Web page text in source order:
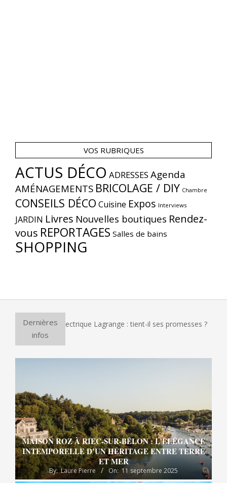
VOS RUBRIQUES
ACTUS DÉCO ADRESSES Agenda
AMÉNAGEMENTS BRICOLAGE / DIY Chambre
CONSEILS DÉCO Cuisine Expos Interviews
JARDIN Livres Nouvelles boutiques Rendez-
vous REPORTAGES Salles de bains
SHOPPING
Dernières
infos
à pizza électrique Lagrange : tient-il ses promesses ?
MAISON ROZ À RIEC-SUR-BÉLON : L’ÉLÉGANCE
INTEMPORELLE D’UN HÉRITAGE ENTRE TERRE
ET MER
By: Laure Pierre On: 11 septembre 2025